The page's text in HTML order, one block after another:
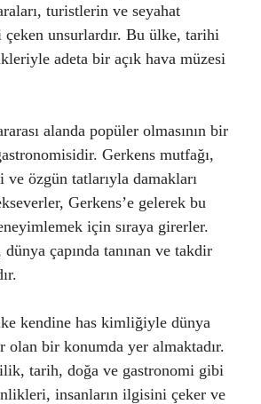
turistlerin ve seyahat
unsurlardır. Bu ülke, tarihi
adeta bir açık hava müzesi
alanda popüler olmasının bir
Gerkens mutfağı,
özgün tatlarıyla damakları
Gerkens’e gelerek bu
için sıraya girerler.
çapında tanınan ve takdir
kendine has kimliğiyle dünya
olan bir konumda yer almaktadır.
tarih, doğa ve gastronomi gibi
insanların ilgisini çeker ve